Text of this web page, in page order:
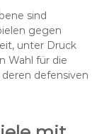
sind
gegen
unter Druck
Wahl für die
defensiven